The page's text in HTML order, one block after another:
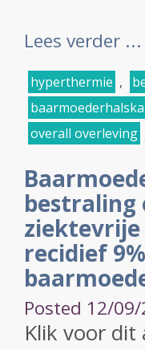
Lees verder ...
hyperthermie ,
overall overleving
bestraling
ziektevrije
recidief
Posted 12/
Klik voor